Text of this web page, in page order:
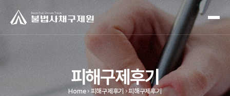
피해구제후기
Home 피해구제후기 피해구제후기